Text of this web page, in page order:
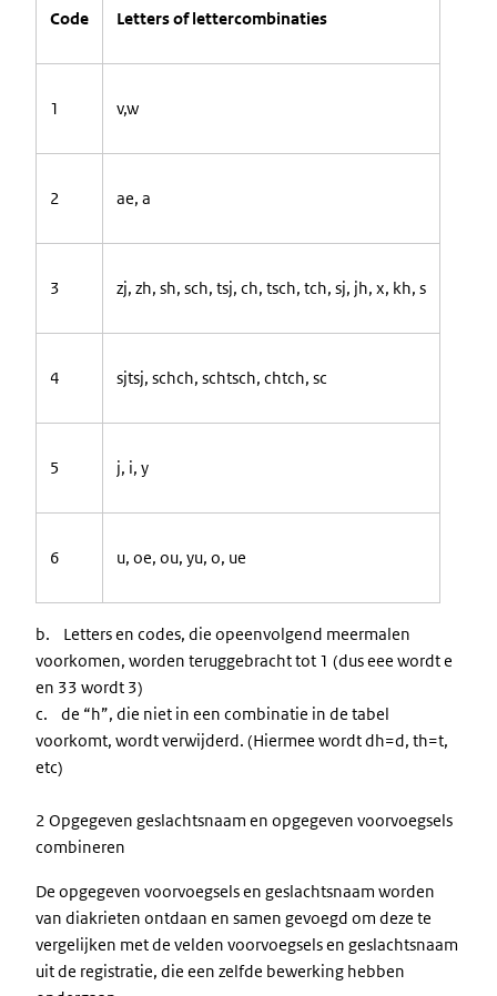
Code Letters oflettercombinaties
1 v,w
2 ae, a
3 zj, zh, sh, sch, tsj, ch, tsch, tch, sj, jh, x, kh, s
4 sjtsj, schch, schtsch, chtch, sc
5 j, i, y
6 u, oe, ou, yu, o, ue
b. Letters en codes, die opeenvolgend meermalen
voorkomen, worden teruggebracht tot 1 (dus eee wordt e
en 33 wordt 3)
c. de “h”, die niet in een combinatie in de tabel
voorkomt, wordt verwijderd. (Hiermee wordt dh=d, th=t,
etc)
2 Opgegeven geslachtsnaam en opgegeven voorvoegsels
combineren
De opgegeven voorvoegsels en geslachtsnaam worden
van diakrieten ontdaan en samen gevoegd om deze te
vergelijken met de velden voorvoegsels en geslachtsnaam
uit de registratie, die een zelfde bewerking hebben